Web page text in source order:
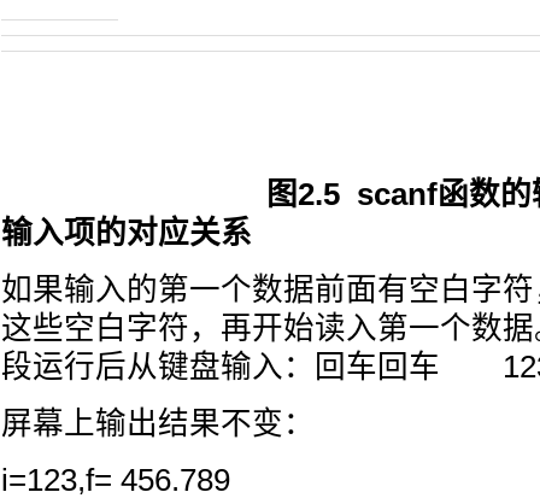
图2.5 scanf函数的输
输入项的对应关系
如果输入的第一个数据前面有空白字
这些空白字符，再开始读入第一个数
段运行后从键盘输入：回车回车
屏幕上输出结果不变：
i=123,f= 456.789